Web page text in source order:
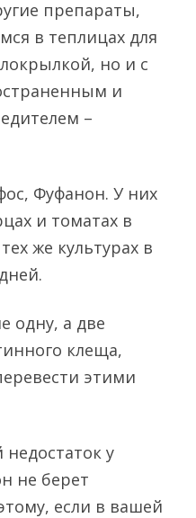
препараты,
в теплицах для
но и с
и
–
Фуфанон. У них
и томатах в
же культурах в
одну, а две
клеща,
этими
у
не берет
если в вашей